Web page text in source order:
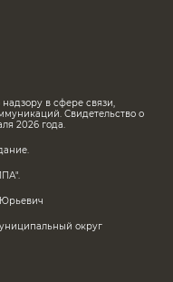
в сфере связи,
Свидетельство о
2026 года.
округ